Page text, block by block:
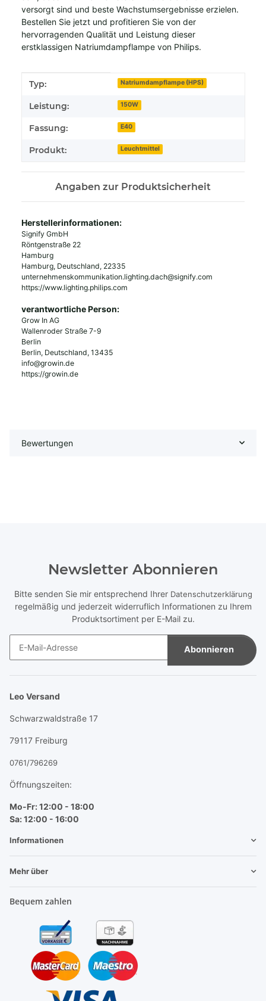
versorgt sind und beste Wachstumsergebnisse erzielen.
Bestellen Sie jetzt und profitieren Sie von der
hervorragenden Qualität und Leistung dieser
erstklassigen Natriumdampflampe von Philips.
Produkteigenschaft
Wert
Typ: Natriumdampflampe (HPS)
Leistung: 150W
Fassung: E40
Produkt: Leuchtmittel
Angaben zur Produktsicherheit
Herstellerinformationen:
Signify GmbH
Röntgenstraße 22
Hamburg
Hamburg, Deutschland, 22335
unternehmenskommunikation.lighting.dach@signify.com
https://www.lighting.philips.com
verantwortliche Person:
Grow In AG
Wallenroder Straße 7-9
Berlin
Berlin, Deutschland, 13435
info@growin.de
https://growin.de
Bewertungen
Newsletter Abonnieren
Bitte senden Sie mir entsprechend Ihrer Datenschutzerklärung
regelmäßig und jederzeit widerruflich Informationen zu Ihrem
Produktsortiment per E-Mail zu.
Abonnieren
Leo Versand
Schwarzwaldstraße 17
79117 Freiburg
0761/796269
Öffnungszeiten:
Mo-Fr: 12:00 - 18:00
Sa: 12:00 - 16:00
Informationen
Mehr über
Bequem zahlen